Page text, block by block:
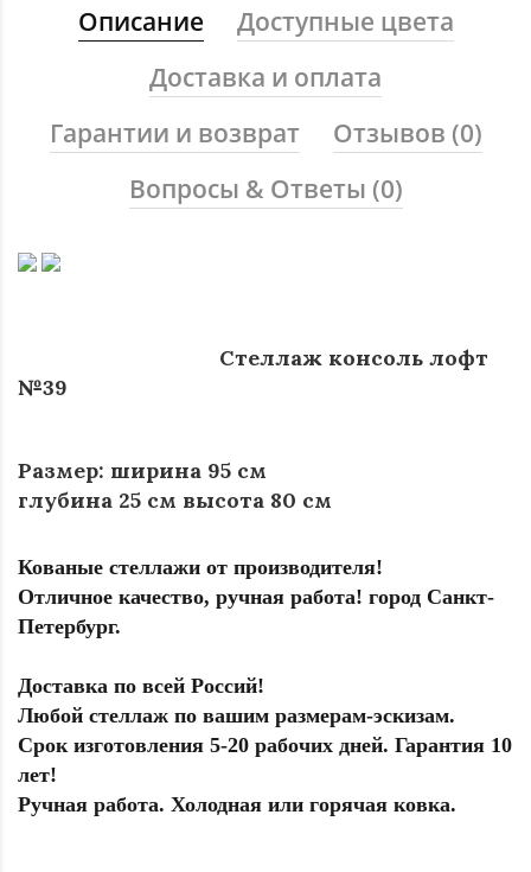
Описание
Доступные цвета
Доставка и оплата
Гарантии и возврат
Отзывов (0)
Вопросы & Ответы (0)
Стеллаж консоль лофт
№39
Размер: ширина 95 см
глубина 25 см высота 80 см
Кованые стеллажи от производителя!
Отличное качество, ручная работа! город Санкт-
Петербург.
Доставка по всей Россий!
Любой стеллаж по вашим размерам-эскизам.
Срок изготовления 5-20 рабочих дней. Гарантия 10
лет!
Ручная работа. Холодная или горячая ковка.